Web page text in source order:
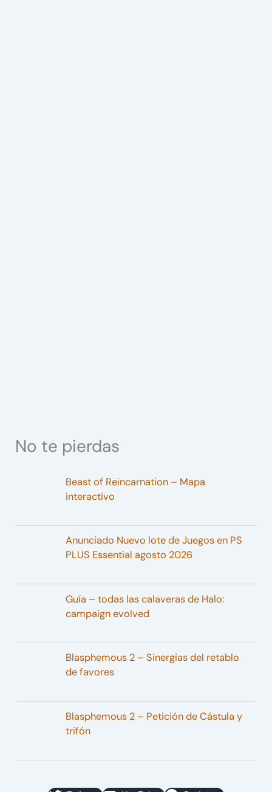
No te pierdas
Beast of Reincarnation – Mapa
interactivo
Anunciado Nuevo lote de Juegos en PS
PLUS Essential agosto 2026
Guía – todas las calaveras de Halo:
campaign evolved
Blasphemous 2 – Sinergias del retablo
de favores
Blasphemous 2 – Petición de Cástula y
trifón